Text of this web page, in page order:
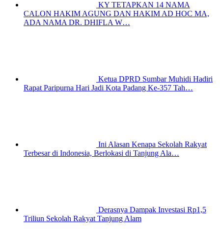
KY TETAPKAN 14 NAMA
CALON HAKIM AGUNG DAN HAKIM AD HOC MA,
ADA NAMA DR. DHIFLA W…
Ketua DPRD Sumbar Muhidi Hadiri
Rapat Paripurna Hari Jadi Kota Padang Ke-357 Tah…
Ini Alasan Kenapa Sekolah Rakyat
Terbesar di Indonesia, Berlokasi di Tanjung Ala…
Derasnya Dampak Investasi Rp1,5
Triliun Sekolah Rakyat Tanjung Alam